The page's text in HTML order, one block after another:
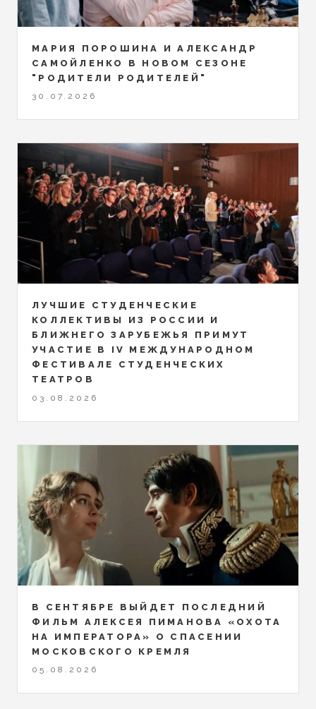
МАРИЯ ПОРОШИНА И АЛЕКСАНДР
САМОЙЛЕНКО В НОВОМ СЕЗОНЕ
"РОДИТЕЛИ РОДИТЕЛЕЙ"
30.07.2026
ЛУЧШИЕ СТУДЕНЧЕСКИЕ
КОЛЛЕКТИВЫ ИЗ РОССИИ И
БЛИЖНЕГО ЗАРУБЕЖЬЯ ПРИМУТ
УЧАСТИЕ В IV МЕЖДУНАРОДНОМ
ФЕСТИВАЛЕ СТУДЕНЧЕСКИХ
ТЕАТРОВ
03.08.2026
В СЕНТЯБРЕ ВЫЙДЕТ ПОСЛЕДНИЙ
ФИЛЬМ АЛЕКСЕЯ ПИМАНОВА «ОХОТА
НА ИМПЕРАТОРА» О СПАСЕНИИ
МОСКОВСКОГО КРЕМЛЯ
05.08.2026